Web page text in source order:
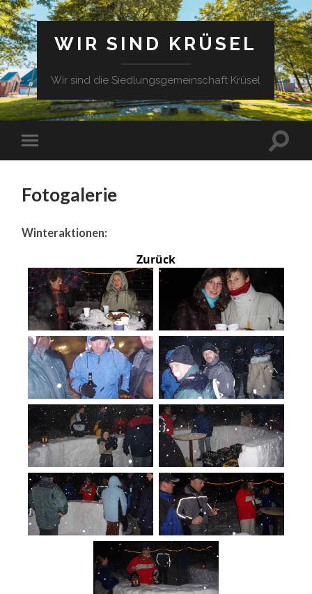
WIR SIND KRÜSEL
Wir sind die Siedlungsgemeinschaft Krüsel
Fotogalerie
Winteraktionen:
Zurück